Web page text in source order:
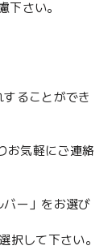
下さい。
ることができ
お気軽にご連絡
ー」をお選び
択して下さい。